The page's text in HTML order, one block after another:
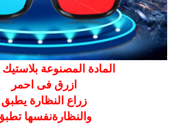
المادة المصنوعة
ازرق فى احمر
زراع النظارة يطبق
والنظارةنفسها